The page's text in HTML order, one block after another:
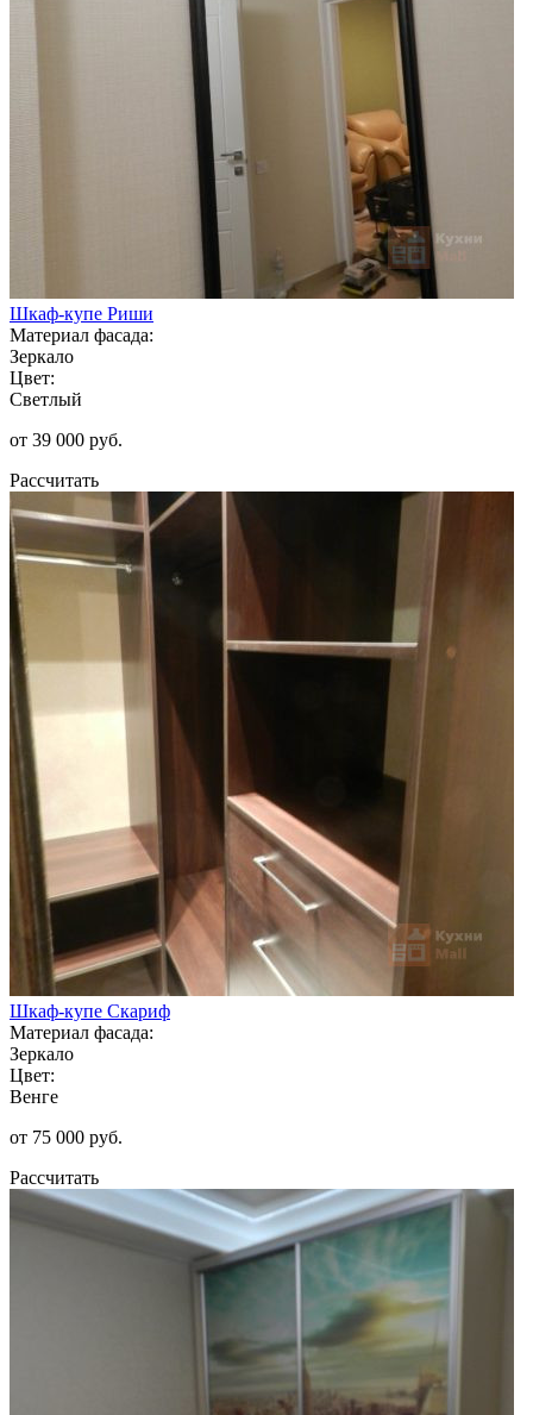
Шкаф-купе Риши
Материал фасада:
Зеркало
Цвет:
Светлый
от 39 000 руб.
Рассчитать
Шкаф-купе Скариф
Материал фасада:
Зеркало
Цвет:
Венге
от 75 000 руб.
Рассчитать